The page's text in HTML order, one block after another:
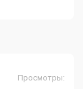
Просмотры: